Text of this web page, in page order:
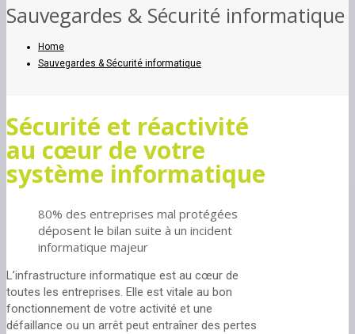
Sauvegardes & Sécurité informatique
Home
Sauvegardes & Sécurité informatique
Sécurité et réactivité
au cœur de votre
système informatique
80% des entreprises mal protégées
déposent le bilan suite à un incident
informatique majeur
L’infrastructure informatique est au cœur de
toutes les entreprises. Elle est vitale au bon
fonctionnement de votre activité et une
défaillance ou un arrêt peut entraîner des pertes